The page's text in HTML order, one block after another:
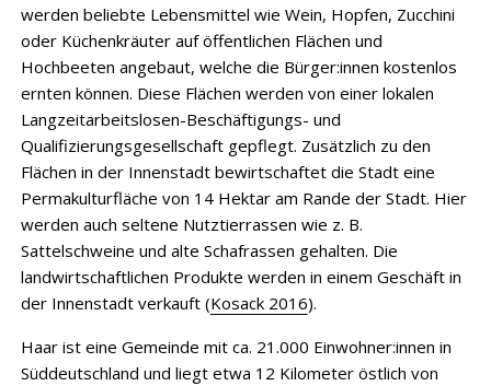
werden beliebte Lebensmittel wie Wein, Hopfen, Zucchini
oder Küchenkräuter auf öffentlichen Flächen und
Hochbeeten angebaut, welche die Bürger:innen kostenlos
ernten können. Diese Flächen werden von einer lokalen
Langzeitarbeitslosen-Beschäftigungs- und
Qualifizierungsgesellschaft gepflegt. Zusätzlich zu den
Flächen in der Innenstadt bewirtschaftet die Stadt eine
Permakulturfläche von 14 Hektar am Rande der Stadt. Hier
werden auch seltene Nutztierrassen wie z. B.
Sattelschweine und alte Schafrassen gehalten. Die
landwirtschaftlichen Produkte werden in einem Geschäft in
der Innenstadt verkauft (Kosack 2016).
Haar ist eine Gemeinde mit ca. 21.000 Einwohner:innen in
Süddeutschland und liegt etwa 12 Kilometer östlich von